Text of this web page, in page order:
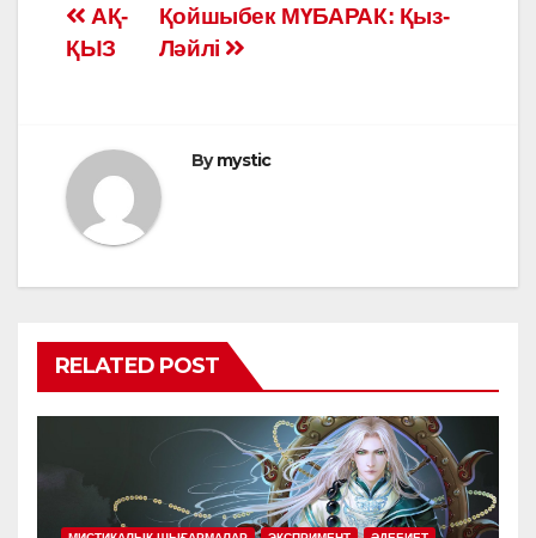
Жазба
навигациясы
Қойшыбек МҮБАРАК: Қыз-
Ләйлі
АҚ-
ҚЫЗ
Bymystic
RELATED POST